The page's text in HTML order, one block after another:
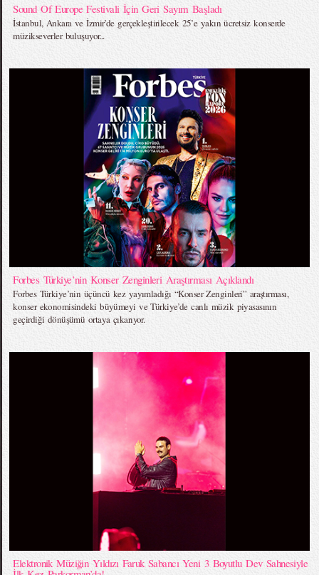
Sound Of Europe Festivali İçin Geri Sayım Başladı
İstanbul, Ankara ve İzmir’de gerçekleştirilecek 25’e yakın ücretsiz konserde
müzikseverler buluşuyor...
Forbes Türkiye’nin Konser Zenginleri Araştırması Açıklandı
Forbes Türkiye’nin üçüncü kez yayımladığı “Konser Zenginleri” araştırması,
konser ekonomisindeki büyümeyi ve Türkiye’de canlı müzik piyasasının
geçirdiği dönüşümü ortaya çıkarıyor.
Elektronik Müziğin Yıldızı Faruk Sabancı Yeni 3 Boyutlu Dev Sahnesiyle